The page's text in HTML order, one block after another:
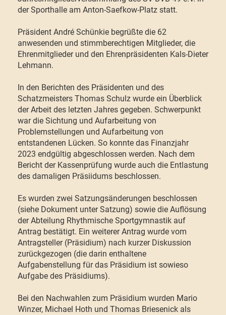
der Sporthalle am Anton-Saefkow-Platz statt.
Präsident André Schünkie begrüßte die 62
anwesenden und stimmberechtigen Mitglieder, die
Ehrenmitglieder und den Ehrenpräsidenten Kals-Dieter
Lehmann.
In den Berichten des Präsidenten und des
Schatzmeisters Thomas Schulz wurde ein Überblick
der Arbeit des letzten Jahres gegeben. Schwerpunkt
war die Sichtung und Aufarbeitung von
Problemstellungen und Aufarbeitung von
entstandenen Lücken. So konnte das Finanzjahr
2023 endgültig abgeschlossen werden. Nach dem
Bericht der Kassenprüfung wurde auch die Entlastung
des damaligen Präsiidums beschlossen.
Es wurden zwei Satzungsänderungen beschlossen
(siehe Dokument unter Satzung) sowie die Auflösung
der Abteilung Rhythmische Sportgymnastik auf
Antrag bestätigt. Ein weiterer Antrag wurde vom
Antragsteller (Präsidium) nach kurzer Diskussion
zurückgezogen (die darin enthaltene
Aufgabenstellung für das Präsidium ist sowieso
Aufgabe des Präsidiums).
Bei den Nachwahlen zum Präsidium wurden Mario
Winzer, Michael Hoth und Thomas Briesenick als